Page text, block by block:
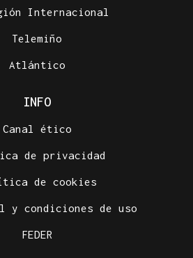
Internacional
Telemiño
Atlántico
INFO
Canal ético
de privacidad
de cookies
y condiciones de uso
FEDER